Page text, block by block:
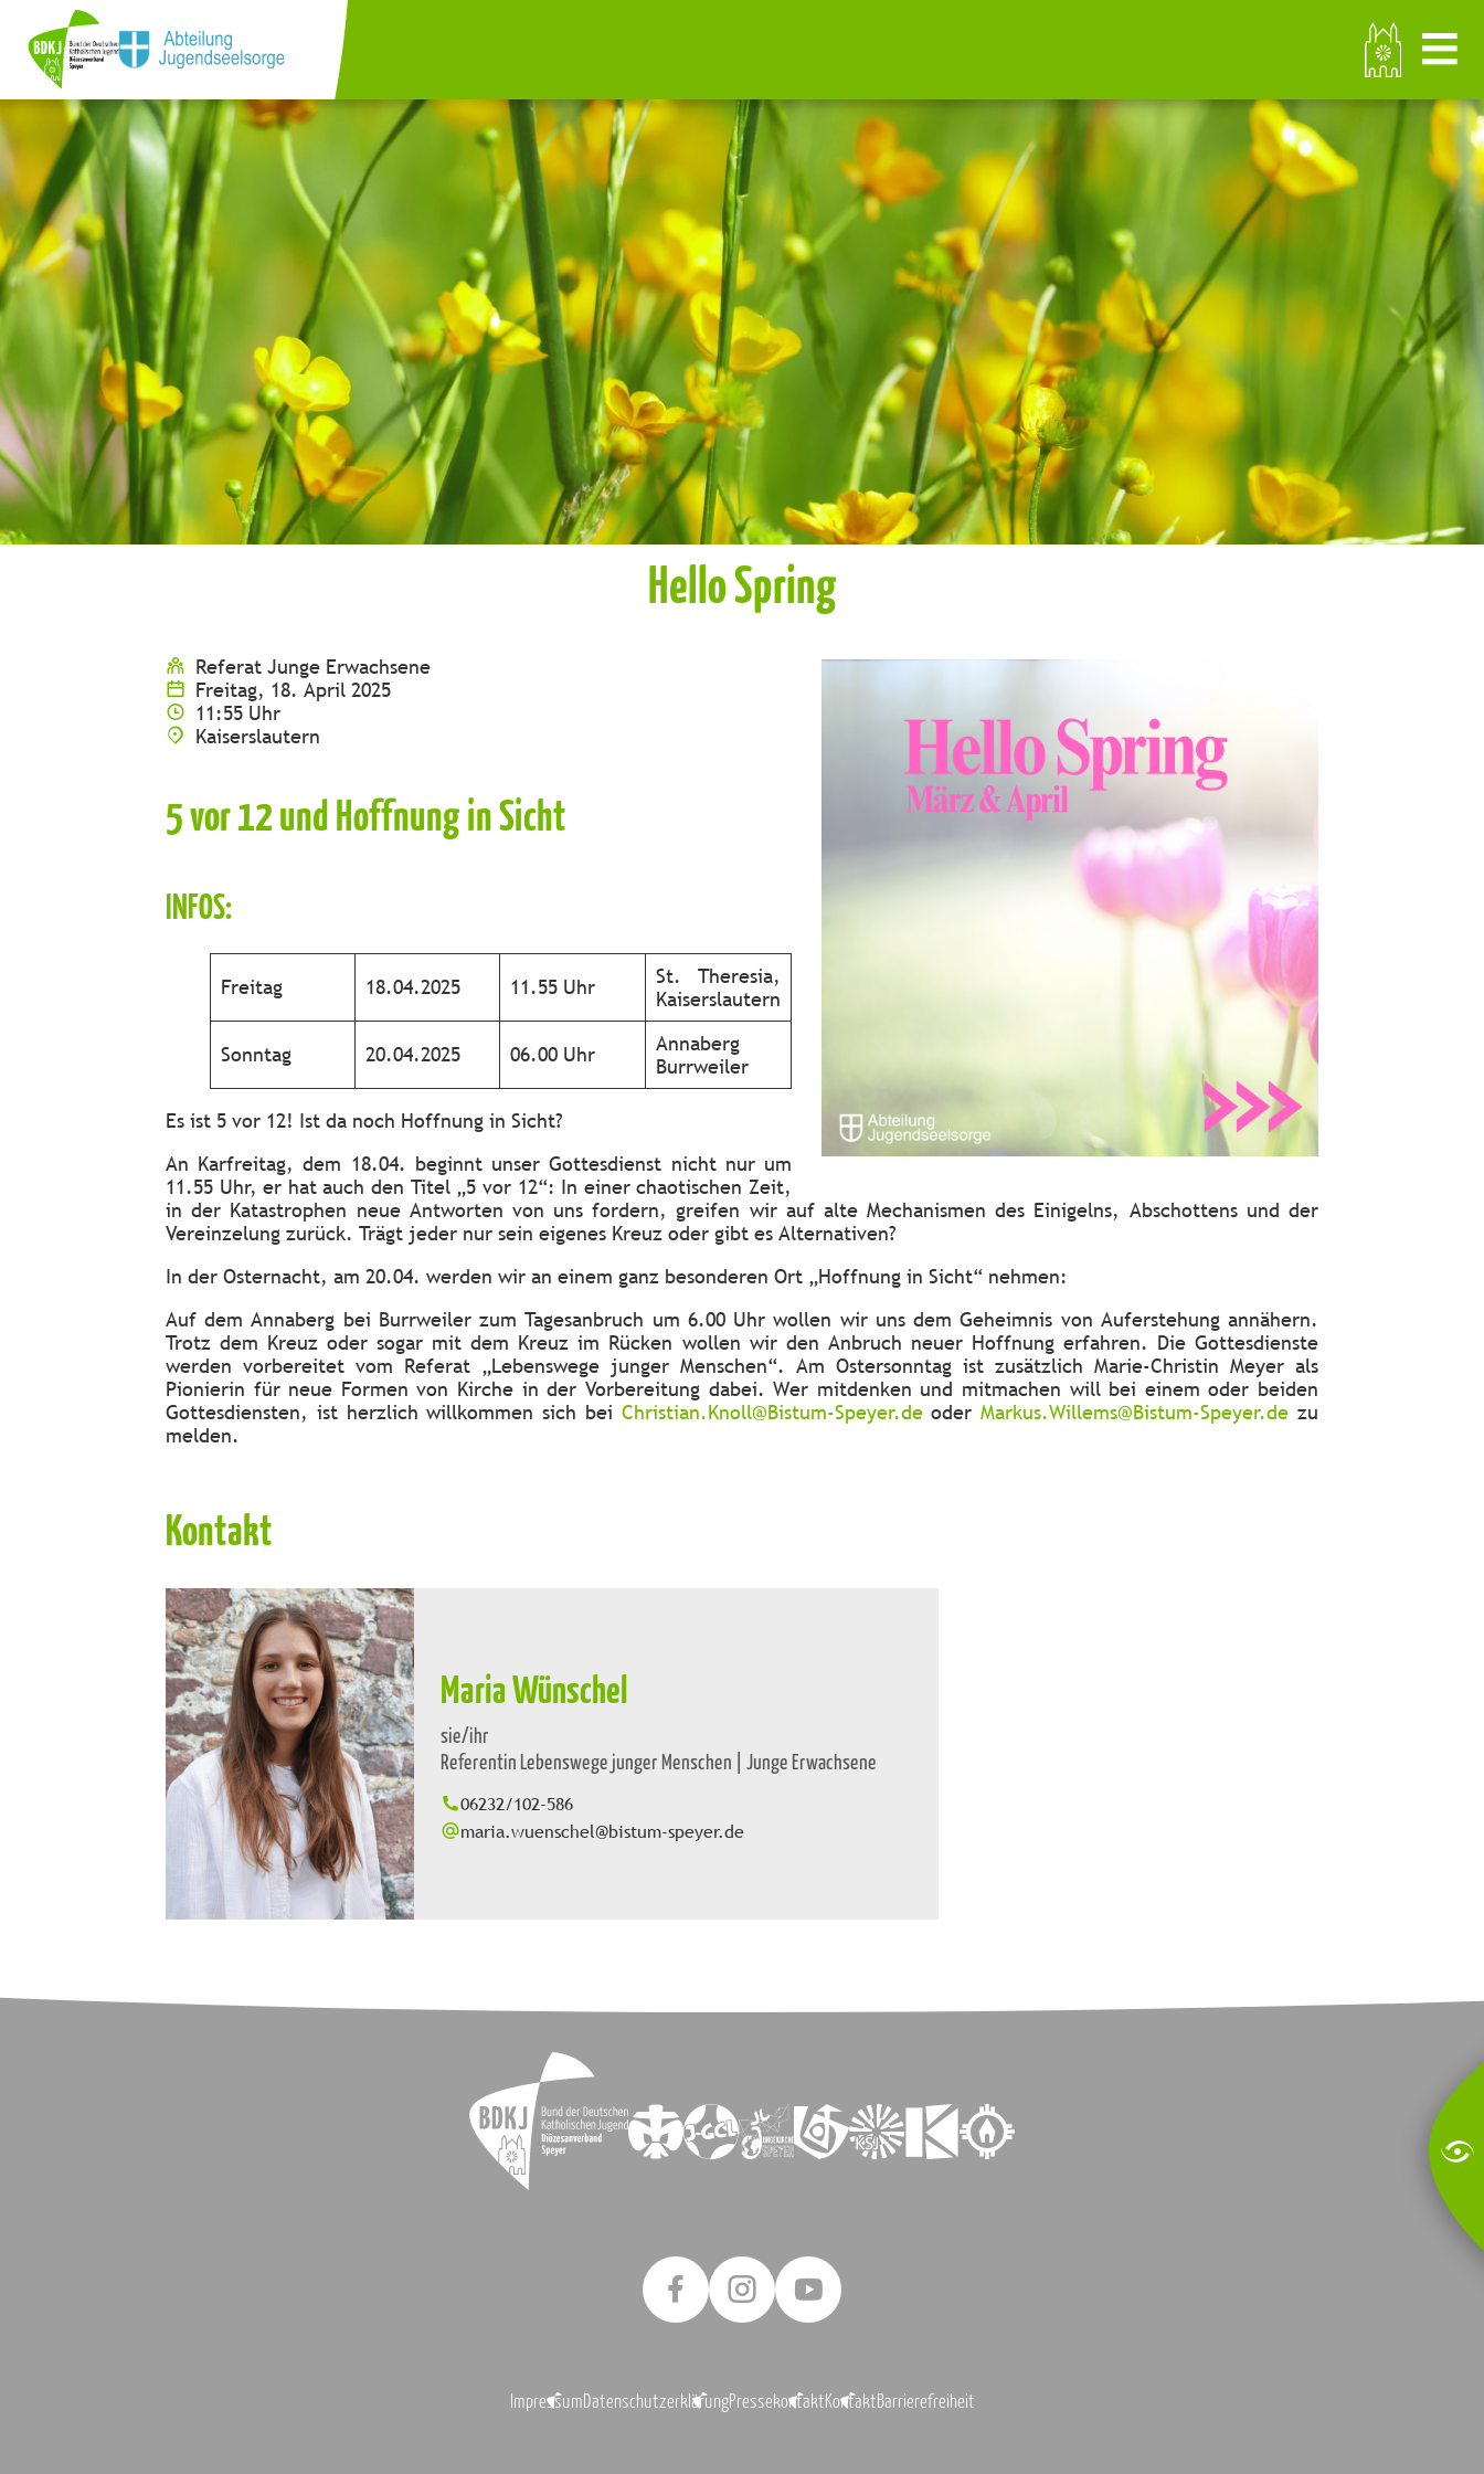
Hello Spring
Referat Junge Erwachsene
Freitag, 18. April 2025
11:55 Uhr
Kaiserslautern
5 vor 12 und Hoffnung in Sicht
INFOS:
Freitag 18.04.2025 11.55 Uhr
St. Theresia,
Kaiserslautern
Sonntag 20.04.2025 06.00 Uhr
Annaberg
Burrweiler
Es ist 5 vor 12! Ist da noch Hoffnung in Sicht?
An Karfreitag, dem 18.04. beginnt unser Gottesdienst nicht nur um
11.55 Uhr, er hat auch den Titel „5 vor 12“: In einer chaotischen Zeit,
in der Katastrophen neue Antworten von uns fordern, greifen wir auf alte Mechanismen des Einigelns, Abschottens und der
Vereinzelung zurück. Trägt jeder nur sein eigenes Kreuz oder gibt es Alternativen?
In der Osternacht, am 20.04. werden wir an einem ganz besonderen Ort „Hoffnung in Sicht“ nehmen:
Auf dem Annaberg bei Burrweiler zum Tagesanbruch um 6.00 Uhr wollen wir uns dem Geheimnis von Auferstehung annähern.
Trotz dem Kreuz oder sogar mit dem Kreuz im Rücken wollen wir den Anbruch neuer Hoffnung erfahren. Die Gottesdienste
werden vorbereitet vom Referat „Lebenswege junger Menschen“. Am Ostersonntag ist zusätzlich Marie-Christin Meyer als
Pionierin für neue Formen von Kirche in der Vorbereitung dabei. Wer mitdenken und mitmachen will bei einem oder beiden
Gottesdiensten, ist herzlich willkommen sich bei Christian.Knoll@Bistum-Speyer.deoderMarkus.Willems@Bistum-Speyer.de zu
melden.
Kontakt
Maria Wünschel
sie/ihr
Referentin Lebenswege junger Menschen | Junge Erwachsene
06232/102-586
maria.wuenschel@bistum-speyer.de
ImpressumDatenschutzerklärungPressekontaktKontaktBarrierefreiheit